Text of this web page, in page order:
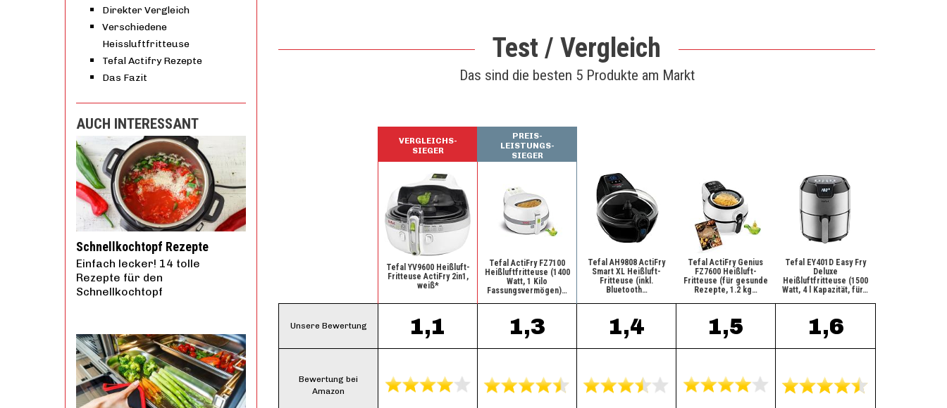
Direkter Vergleich
Verschiedene
Heissluftfritteuse
Tefal Actifry Rezepte
Das Fazit
AUCH INTERESSANT
Schnellkochtopf Rezepte
Einfach lecker! 14 tolle
Rezepte für den
Schnellkochtopf
Test / Vergleich
Das sind die besten 5 Produkte am Markt
VERGLEICHS-
SIEGER
Tefal YV9600 Heißluft-
Fritteuse ActiFry 2in1,
weiß*
PREIS-
LEISTUNGS-
SIEGER
Tefal ActiFry FZ7100
Heißluftfritteuse (1400
Watt, 1 Kilo
Fassungsvermögen)…
Tefal AH9808 ActiFry
Smart XL Heißluft-
Fritteuse (inkl.
Bluetooth…
Tefal ActiFry Genius
FZ7600 Heißluft-
Fritteuse (für gesunde
Rezepte, 1.2 kg…
Tefal EY401D Easy Fry
Deluxe
Heißluftfritteuse (1500
Watt, 4 l Kapazität, für…
Unsere Bewertung 1,1 1,3 1,4 1,5 1,6
Bewertung bei
Amazon